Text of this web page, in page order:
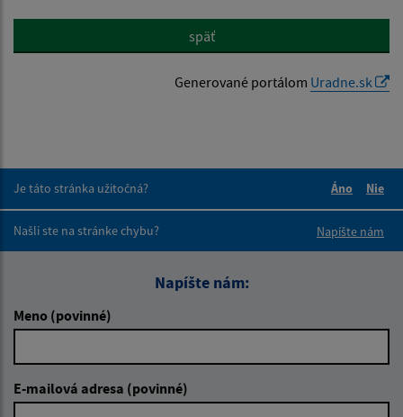
späť
Generované portálom Uradne.sk
Je táto stránka užitočná?
Áno
Nie
Našli ste na stránke chybu?
Napíšte nám
Napíšte nám:
Meno (povinné)
E-mailová adresa (povinné)